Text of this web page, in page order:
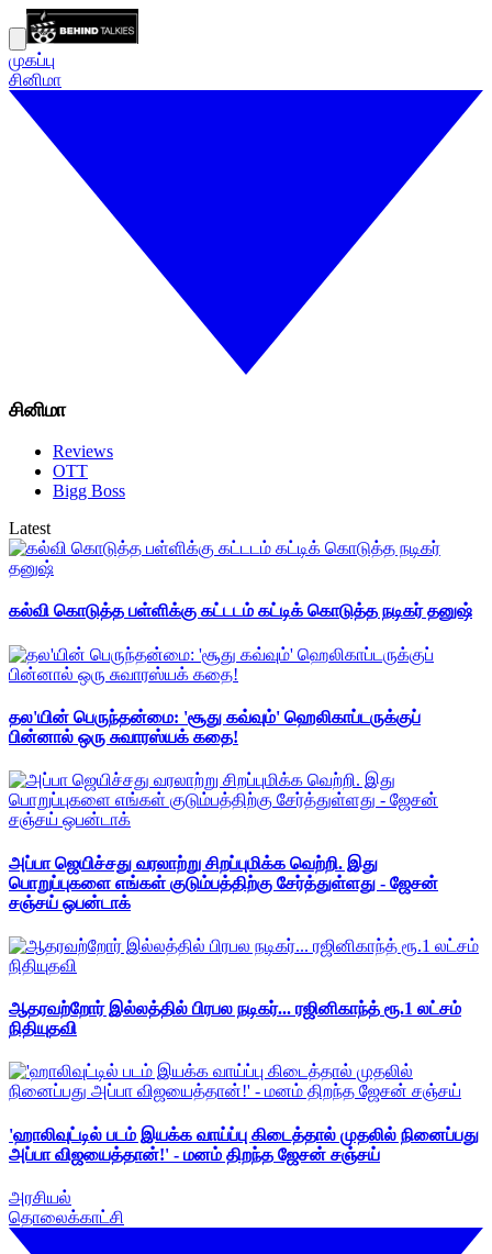
முகப்பு
சினிமா
சினிமா
Reviews
OTT
Bigg Boss
Latest
கல்வி கொடுத்த பள்ளிக்கு கட்டடம் கட்டிக் கொடுத்த நடிகர் தனுஷ்
தல'யின் பெருந்தன்மை: 'சூது கவ்வும்' ஹெலிகாப்டருக்குப்
பின்னால் ஒரு சுவாரஸ்யக் கதை!
அப்பா ஜெயிச்சது வரலாற்று சிறப்புமிக்க வெற்றி. இது
பொறுப்புகளை எங்கள் குடும்பத்திற்கு சேர்த்துள்ளது - ஜேசன்
சஞ்சய் ஒபன்டாக்
ஆதரவற்றோர் இல்லத்தில் பிரபல நடிகர்... ரஜினிகாந்த் ரூ.1 லட்சம்
நிதியுதவி
'ஹாலிவுட்டில் படம் இயக்க வாய்ப்பு கிடைத்தால் முதலில் நினைப்பது
அப்பா விஜயைத்தான்!' - மனம் திறந்த ஜேசன் சஞ்சய்
அரசியல்
தொலைக்காட்சி